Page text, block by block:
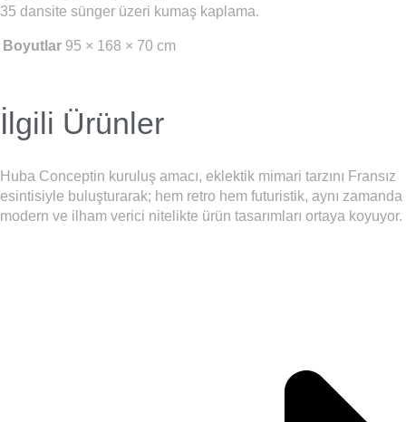
35 dansite sünger üzeri kumaş kaplama.
Boyutlar 95 × 168 × 70 cm
İlgili Ürünler
Huba Conceptin kuruluş amacı, eklektik mimari tarzını Fransız
esintisiyle buluşturarak; hem retro hem futuristik, aynı zamanda
modern ve ilham verici nitelikte ürün tasarımları ortaya koyuyor.